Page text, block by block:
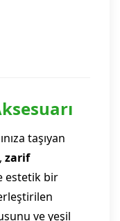
taşıyan
zarif
estetik bir
ve yeşil